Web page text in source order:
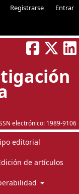
Registrarse Entrar
electrónico: 1989-9106
editorial
de artículos